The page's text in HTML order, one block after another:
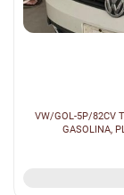
VW/GOL-5P/82CV TL MCV, ANO/MOD 2016/2017, COR BRANCA, COMBUS
GASOLINA,